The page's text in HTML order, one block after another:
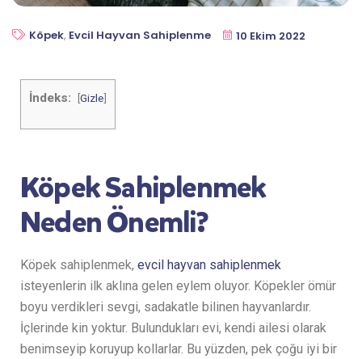
Köpek, Evcil Hayvan Sahiplenme 10 Ekim 2022
İndeks: [Gizle]
Köpek Sahiplenmek
Neden Önemli?
Köpek sahiplenmek, evcil hayvan sahiplenmek
isteyenlerin ilk aklına gelen eylem oluyor. Köpekler ömür
boyu verdikleri sevgi, sadakatle bilinen hayvanlardır.
İçlerinde kin yoktur. Bulundukları evi, kendi ailesi olarak
benimseyip koruyup kollarlar. Bu yüzden, pek çoğu iyi bir